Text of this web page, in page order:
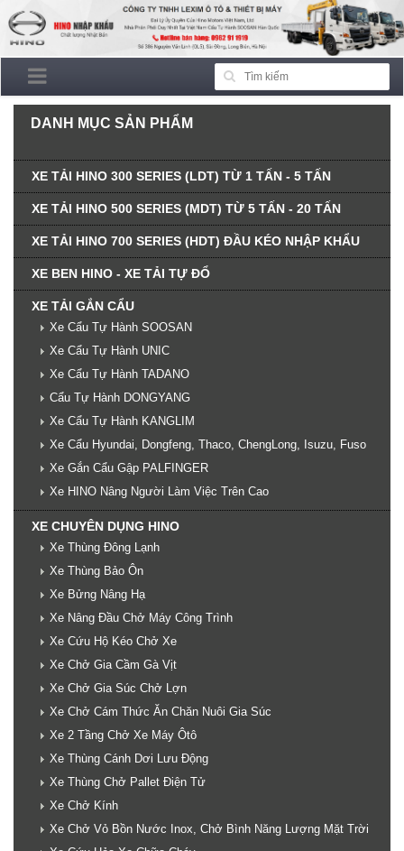
DANH MỤC SẢN PHẨM
XE TẢI HINO 300 SERIES (LDT) TỪ 1 TẤN - 5 TẤN
XE TẢI HINO 500 SERIES (MDT) TỪ 5 TẤN - 20 TẤN
XE TẢI HINO 700 SERIES (HDT) ĐẦU KÉO NHẬP KHẨU
XE BEN HINO - XE TẢI TỰ ĐỔ
XE TẢI GẮN CẨU
Xe Cẩu Tự Hành SOOSAN
Xe Cẩu Tự Hành UNIC
Xe Cẩu Tự Hành TADANO
Cẩu Tự Hành DONGYANG
Xe Cẩu Tự Hành KANGLIM
Xe Cẩu Hyundai, Dongfeng, Thaco, ChengLong, Isuzu, Fuso
Xe Gắn Cẩu Gập PALFINGER
Xe HINO Nâng Người Làm Việc Trên Cao
XE CHUYÊN DỤNG HINO
Xe Thùng Đông Lạnh
Xe Thùng Bảo Ôn
Xe Bửng Nâng Hạ
Xe Nâng Đầu Chở Máy Công Trình
Xe Cứu Hộ Kéo Chở Xe
Xe Chở Gia Cầm Gà Vịt
Xe Chở Gia Súc Chở Lợn
Xe Chở Cám Thức Ăn Chăn Nuôi Gia Súc
Xe 2 Tầng Chở Xe Máy Ôtô
Xe Thùng Cánh Dơi Lưu Động
Xe Thùng Chở Pallet Điện Tử
Xe Chở Kính
Xe Chở Vỏ Bồn Nước Inox, Chở Bình Năng Lượng Mặt Trời